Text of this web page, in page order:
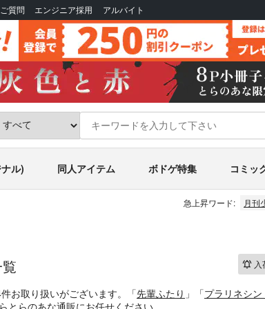
質問 エンジニア採用 アルバイト
ル) 同人アイテム ボドゲ特集 コミッ
急上昇ワード: 月刊
お取り扱いがございます。「先輩ふたり 」「プラリネシ
らのあな通販にお任せください。